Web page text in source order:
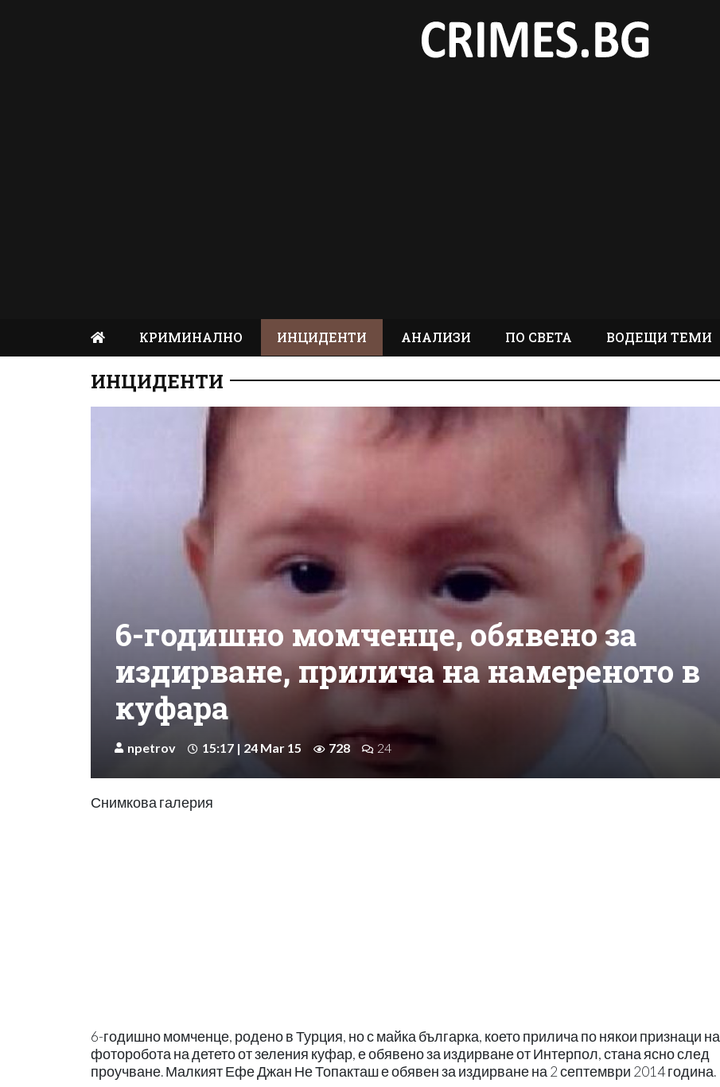
КРИМИНАЛНО ИНЦИДЕНТИ АНАЛИЗИ ПО СВЕТА ВОДЕЩИ ТЕМИ
ИНЦИДЕНТИ
6-годишно момченце, обявено за
издирване, прилича на намереното в
куфара
npetrov 15:17 | 24 Mar 15 728 24
Снимкова галерия
6-годишно момченце, родено в Турция, но с майка българка, което прилича по някои признаци на
фоторобота на детето от зеления куфар, е обявено за издирване от Интерпол, стана ясно след
проучване. Малкият Ефе Джан Не Топакташ е обявен за издирване на 2 септември 2014 година.